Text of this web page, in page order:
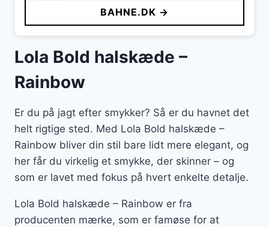
BAHNE.DK →
Lola Bold halskæde –
Rainbow
Er du på jagt efter smykker? Så er du havnet det
helt rigtige sted. Med Lola Bold halskæde –
Rainbow bliver din stil bare lidt mere elegant, og
her får du virkelig et smykke, der skinner – og
som er lavet med fokus på hvert enkelte detalje.
Lola Bold halskæde – Rainbow er fra
producenten mærke, som er famøse for at